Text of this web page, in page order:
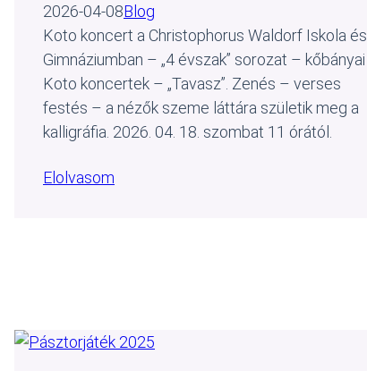
2026-04-08Blog
Koto koncert a Christophorus Waldorf Iskola és
Gimnáziumban – „4 évszak” sorozat – kőbányai
Koto koncertek – „Tavasz”. Zenés – verses
festés – a nézők szeme láttára születik meg a
kalligráfia. 2026. 04. 18. szombat 11 órától.
Elolvasom